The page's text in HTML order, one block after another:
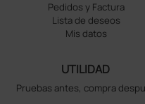
Pedidos y Factura
Lista de deseos
Mis datos
UTILIDAD
Pruebas antes, compra